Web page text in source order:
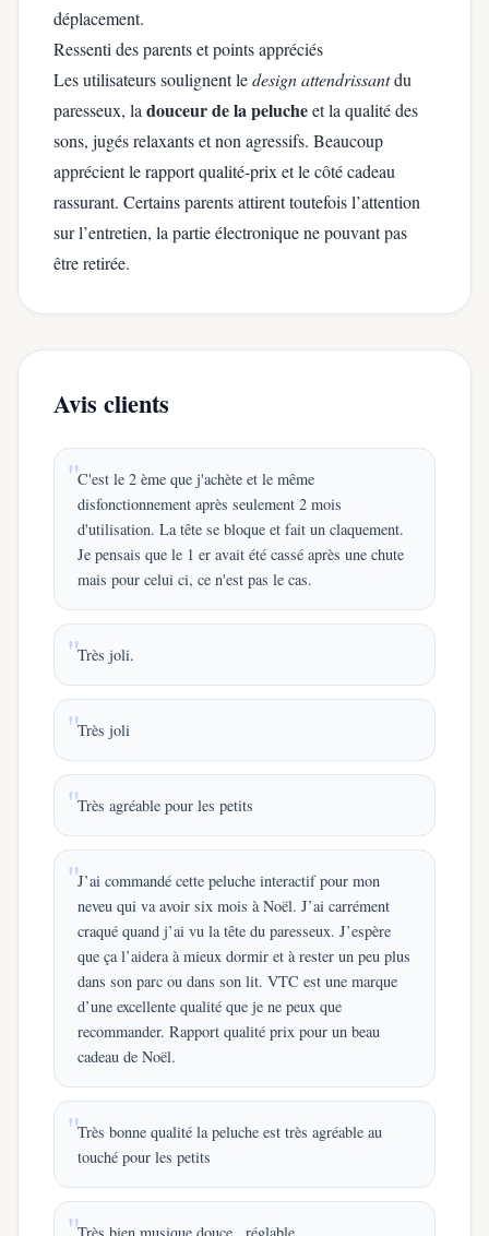
déplacement.
Ressenti des parents et points appréciés
Les utilisateurs soulignent ledesign attendrissantdu
paresseux, la douceur de la pelucheet la qualité des
sons, jugés relaxants et non agressifs. Beaucoup
apprécient le rapport qualité-prix et le côté cadeau
rassurant. Certains parents attirent toutefois l’attention
sur l’entretien, la partie électronique ne pouvant pas
être retirée.
Avis clients
C'est le 2 ème que j'achète et le même
disfonctionnement après seulement 2 mois
d'utilisation. La tête se bloque et fait un claquement.
Je pensais que le 1 er avait été cassé après une chute
mais pour celui ci, ce n'est pas le cas.
Très joli.
Très joli
Très agréable pour les petits
J’ai commandé cette peluche interactif pour mon
neveu qui va avoir six mois à Noël. J’ai carrément
craqué quand j’ai vu la tête du paresseux. J’espère
que ça l’aidera à mieux dormir et à rester un peu plus
dans son parc ou dans son lit. VTC est une marque
d’une excellente qualité que je ne peux que
recommander. Rapport qualité prix pour un beau
cadeau de Noël.
Très bonne qualité la peluche est très agréable au
touché pour les petits